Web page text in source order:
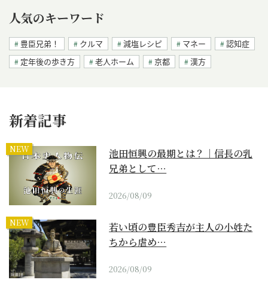
人気のキーワード
豊臣兄弟！ クルマ 減塩レシピ マネー
認知症
定年後の歩き方
老人ホーム 京都 漢方
新着記事
NEW
池田恒興の最期とは？｜信長の乳
兄弟として…
2026/08/09
NEW
若い頃の豊臣秀吉が主人の小姓た
ちから虐め…
2026/08/09